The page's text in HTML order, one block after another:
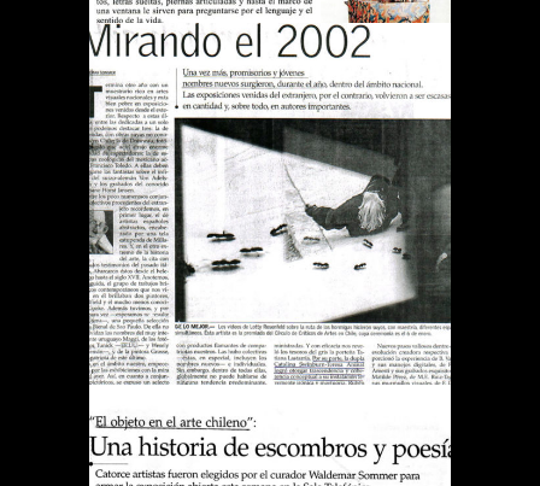
DIARIO EL MERCURIO
MIRANDO EL 2002
Publications